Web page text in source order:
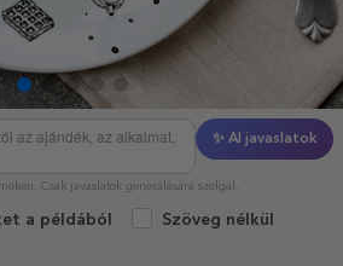
✨ AI javaslatok
Csak javaslatok generálására szolgál.
a példából Szöveg nélkül